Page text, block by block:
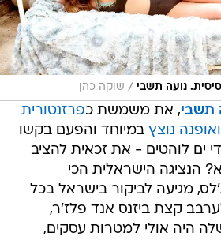
נועה תשבי / שוקה כהן
תשבי, את משמשת כפרזנטורית
נוצץ במיוחד והפעם בקשו
ים לוהטים - את זכאית להציב
הנציגה הישראלית הכי
מגיעה לביקור בישראל בכל
קצת ביזנס אנד פלז'ר,
היה אולי למטרות עסקים,